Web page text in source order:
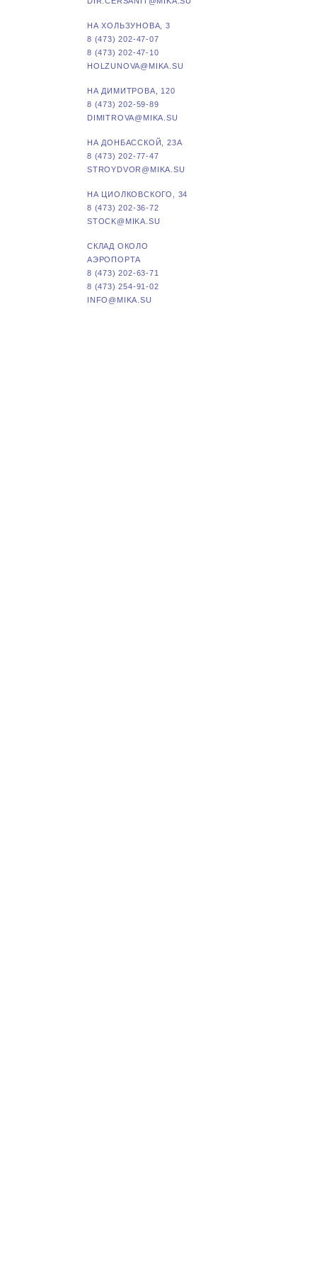
НА ХОЛЬЗУНОВА, 3
8 (473) 202-47-07
8 (473) 202-47-10
HOLZUNOVA@MIKA.SU
НА ДИМИТРОВА, 120
8 (473) 202-59-89
DIMITROVA@MIKA.SU
НА ДОНБАССКОЙ, 23А
8 (473) 202-77-47
STROYDVOR@MIKA.SU
НА ЦИОЛКОВСКОГО, 34
8 (473) 202-36-72
STOCK@MIKA.SU
СКЛАД ОКОЛО
АЭРОПОРТА
8 (473) 202-63-71
8 (473) 254-91-02
INFO@MIKA.SU